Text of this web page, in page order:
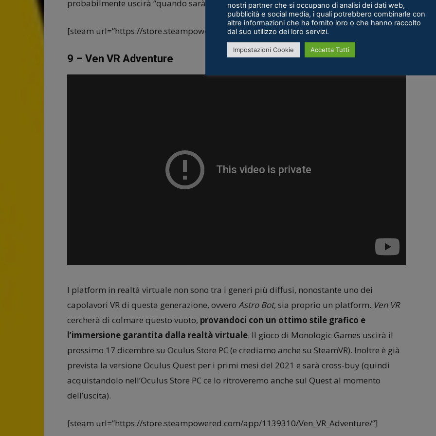
probabilmente uscirà “quando sarà pronto”.
[steam url=”https://store.steampowered.com/app/819190/Undead_Citadel/”]
9 – Ven VR Adventure
I platform in realtà virtuale non sono tra i generi più diffusi, nonostante uno dei
capolavori VR di questa generazione, ovvero Astro Bot, sia proprio un platform. Ven VR
cercherà di colmare questo vuoto, provandoci con un ottimo stile grafico e
l’immersione garantita dalla realtà virtuale. Il gioco di Monologic Games uscirà il
prossimo 17 dicembre su Oculus Store PC (e crediamo anche su SteamVR). Inoltre è già
prevista la versione Oculus Quest per i primi mesi del 2021 e sarà cross-buy (quindi
acquistandolo nell’Oculus Store PC ce lo ritroveremo anche sul Quest al momento
dell’uscita).
[steam url=”https://store.steampowered.com/app/1139310/Ven_VR_Adventure/”]
nostri partner che si occupano di analisi dei dati web,
pubblicità e social media, i quali potrebbero combinarle con
altre informazioni che ha fornito loro o che hanno raccolto
dal suo utilizzo dei loro servizi.
Impostazioni Cookie Accetta Tutti